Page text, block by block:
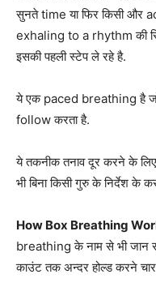
सुनते time या फिर किसी और
exhaling to a rhythm की
इसकी पहली स्टेप ले रहे है.
ये एक paced breathing है
follow करता है.
ये तकनीक तनाव दूर करने के
भी बिना किसी गुरु के निर्देश के
How Box Breathing
breathing के नाम से भी जान
काउंट तक अन्दर होल्ड करने